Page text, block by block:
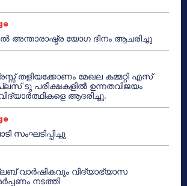
അന്താരാഷ്ട്ര യോഗ ദിനം ആചരിച്ചു
തളിയക്കോണം മേഖല കമ്മറ്റി എസ്
ടു പരീക്ഷകളിൽ ഉന്നതവിജയം
ആദരിച്ചു.
സംഘടിപ്പിച്ചു
വാർഷികവും വിദ്യാഭ്യാസ
നടത്തി